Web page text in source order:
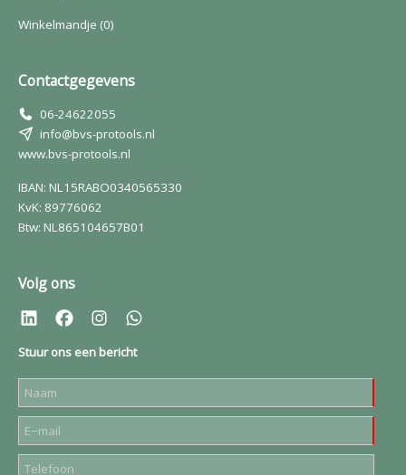
Winkelmandje (0)
Contactgegevens
06-24622055
info@bvs-protools.nl
www.bvs-protools.nl
IBAN: NL15RABO0340565330
KvK: 89776062
Btw: NL865104657B01
Volg ons
Stuur ons een bericht